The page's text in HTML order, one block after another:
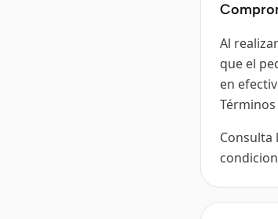
Al
que el
en
Consulta